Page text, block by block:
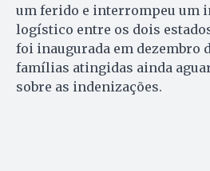
um ferido e interrompeu um
logístico entre os dois
foi inaugurada em dezembro
famílias atingidas ainda
sobre as indenizações.